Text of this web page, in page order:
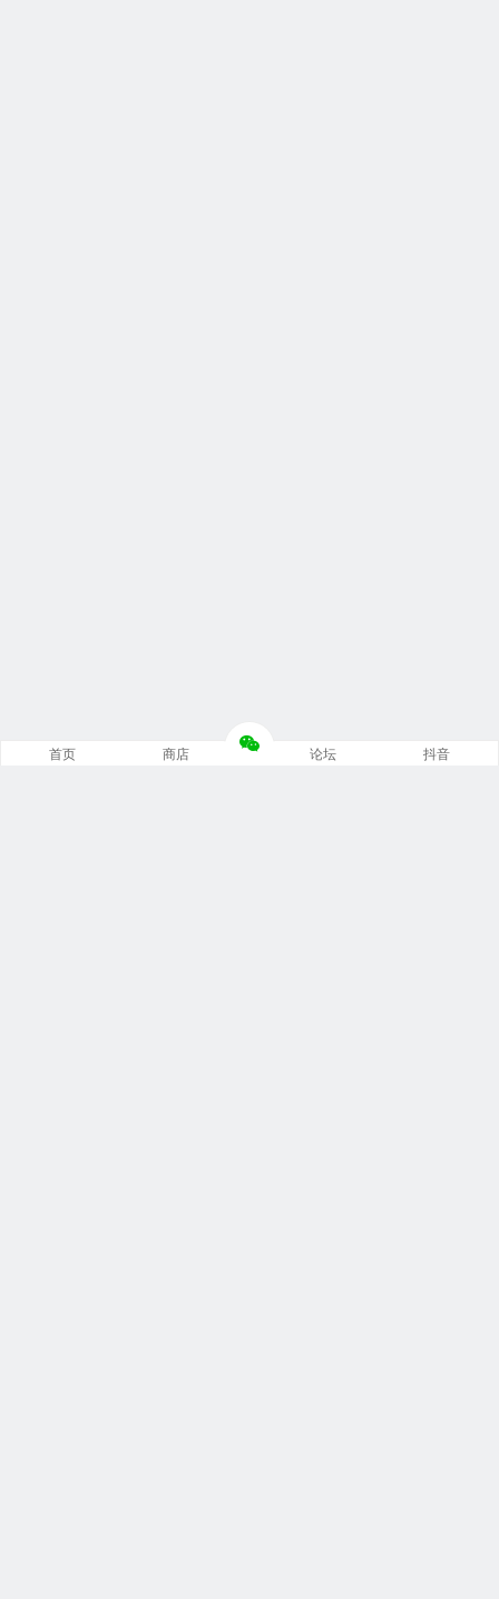
首页 商店 论坛 抖音